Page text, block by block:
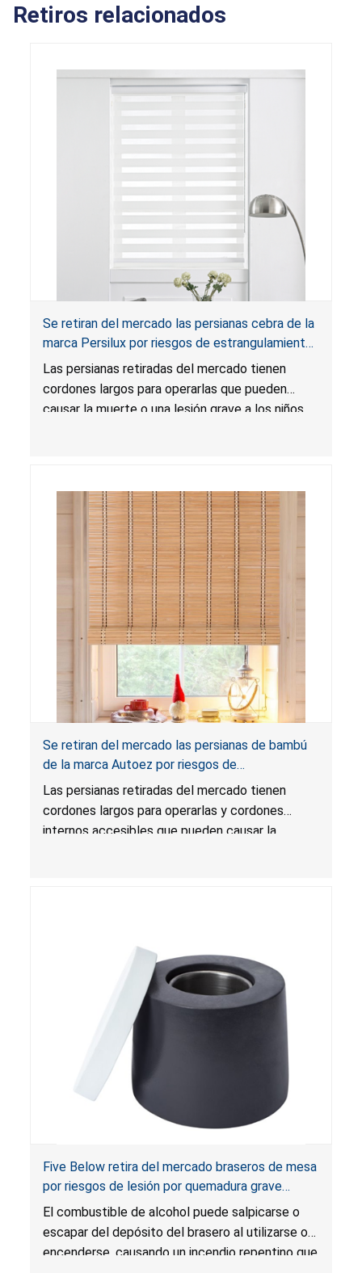
Retiros relacionados
Se retiran del mercado las persianas cebra de la
marca Persilux por riesgos de estrangulamiento
y enredo, y riesgo de lesión grave o muerte;
infringen la regla federal para cortinas; vendidas
en Amazon
Las persianas retiradas del mercado tienen
cordones largos para operarlas que pueden
causar la muerte o una lesión grave a los niños
las persianas también infringen los requisitos de
etiquetado para cortinas.
Se retiran del mercado las persianas de bambú
de la marca Autoez por riesgos de
estrangulamiento y enredo, y riesgo de lesión
grave o muerte; infringen la regla federal para
cortinas; vendidas en Walmart.com
Las persianas retiradas del mercado tienen
cordones largos para operarlas y cordones
internos accesibles que pueden causar la
etiquetado para cortinas.
Five Below retira del mercado braseros de mesa
por riesgos de lesión por quemadura grave
causada por fogonazo e incendio
El combustible de alcohol puede salpicarse o
escapar del depósito del brasero al utilizarse o
encenderse, causando un incendio repentino que